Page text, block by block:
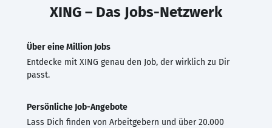
XING – Das Jobs-Netzwerk
Über eine Million Jobs
Entdecke mit XING genau den Job, der wirklich zu Dir
passt.
Persönliche Job-Angebote
Lass Dich finden von Arbeitgebern und über 20.000